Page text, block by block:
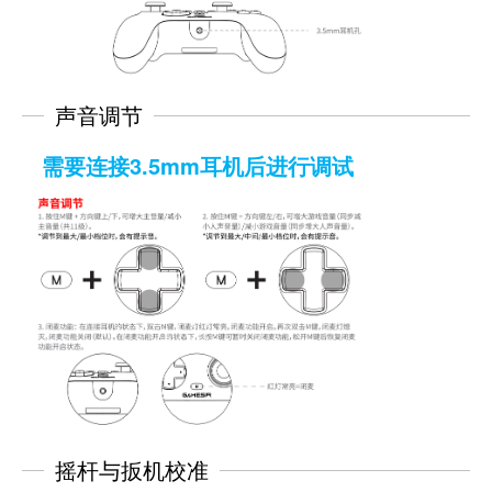
声音调节
需要连接3.5mm耳机后进行调试
摇杆与扳机校准